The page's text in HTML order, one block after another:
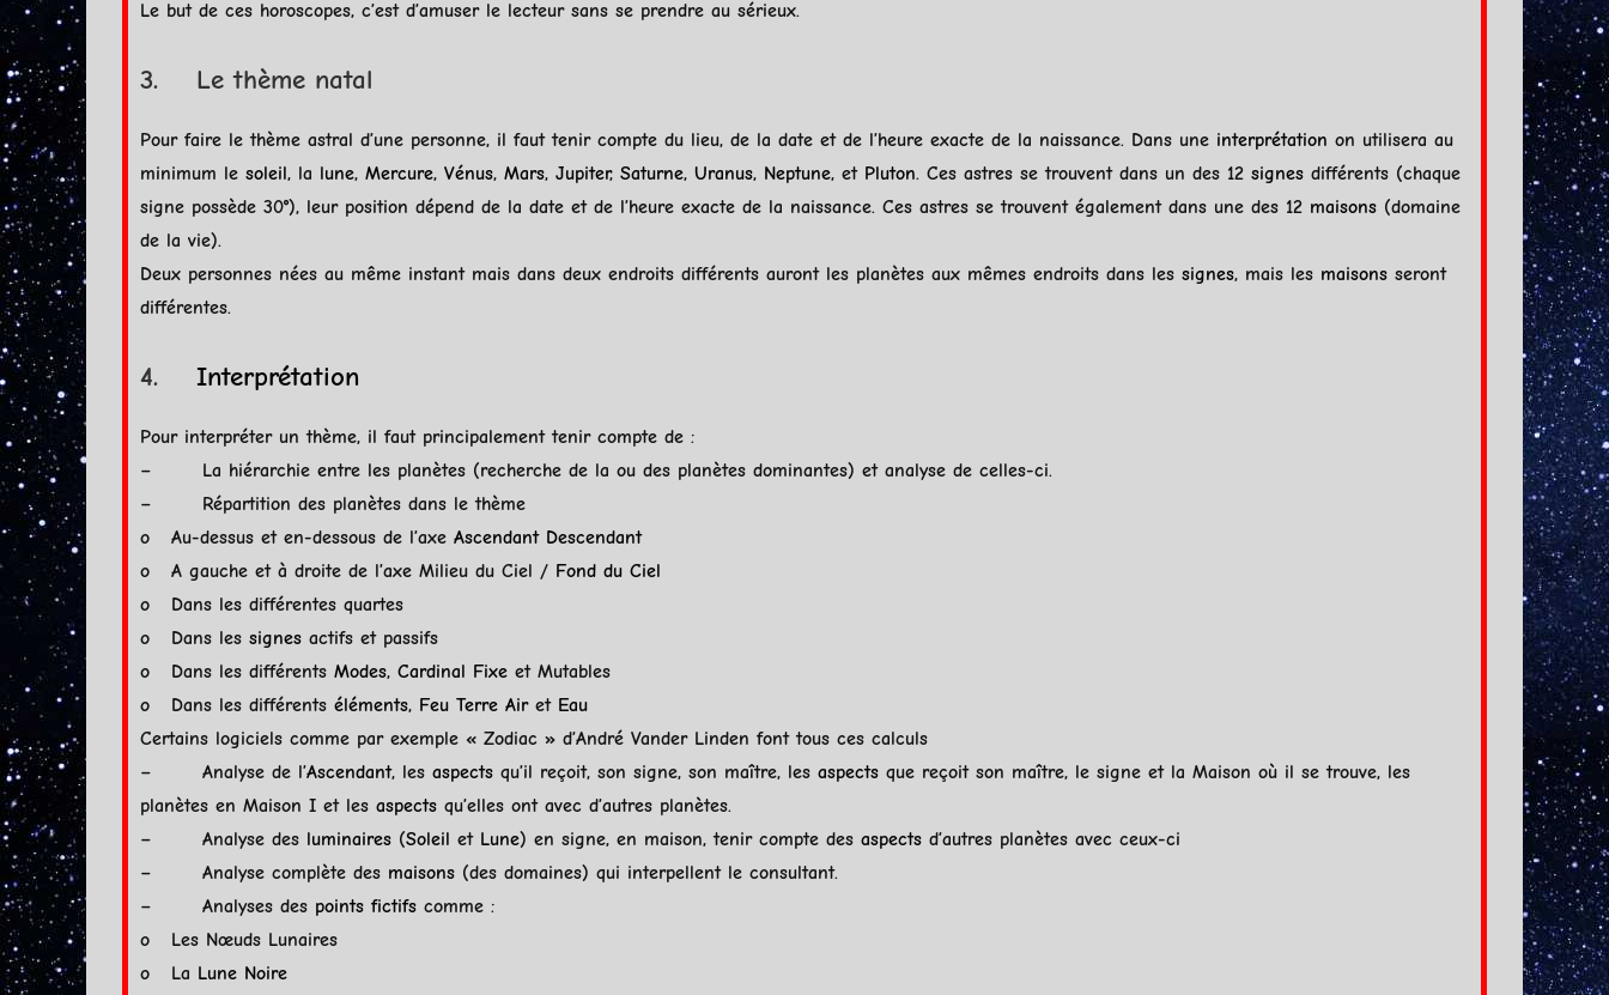
Le but de ces horoscopes, c’est d’amuser le lecteur sans se prendre au sérieux.
3. Le thème natal
Pour faire le thème astral d’une personne, il faut tenir compte du lieu, de la date et de l’heure exacte de la naissance. Dans une interprétation on utilisera au
minimum le soleil, la lune, Mercure, Vénus, Mars, Jupiter, Saturne, Uranus, Neptune, et Pluton. Ces astres se trouvent dans un des 12 signes différents (chaque
signe possède 30°), leur position dépend de la date et de l’heure exacte de la naissance. Ces astres se trouvent également dans une des 12 maisons (domaine
de la vie).
Deux personnes nées au même instant mais dans deux endroits différents auront les planètes aux mêmes endroits dans les signes, mais les maisons seront
différentes.
4. Interprétation
Pour interpréter un thème, il faut principalement tenir compte de :
– La hiérarchie entre les planètes (recherche de la ou des planètes dominantes) et analyse de celles-ci.
– Répartition des planètes dans le thème
o Au-dessus et en-dessous de l’axe Ascendant Descendant
o A gauche et à droite de l’axe Milieu du Ciel / Fond du Ciel
o Dans les différentes quartes
o Dans les signes actifs et passifs
o Dans les différents Modes, Cardinal Fixe et Mutables
o Dans les différents éléments, Feu Terre Airet Eau
Certains logiciels comme par exemple « Zodiac » d’André Vander Linden font tous ces calculs
– Analyse de l’Ascendant, les aspects qu’il reçoit, son signe, son maître, les aspects que reçoit son maître, le signe et la Maison où il se trouve, les
planètes en Maison I et les aspects qu’elles ont avec d’autres planètes.
– Analyse des luminaires (Soleil et Lune) en signe, en maison, tenir compte des aspects d’autres planètes avec ceux-ci
– Analyse complète des maisons (des domaines) qui interpellent le consultant.
– Analyses des points fictifs comme :
o Les Nœuds Lunaires
o La Lune Noire